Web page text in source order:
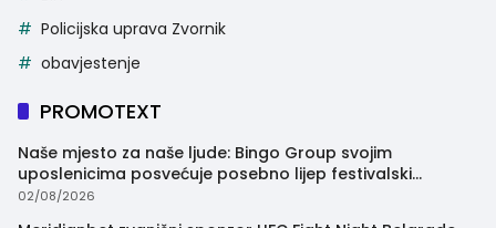
Policijska uprava Zvornik
obavjestenje
PROMOTEXT
Naše mjesto za naše ljude: Bingo Group svojim
uposlenicima posvećuje posebno lijep festivalski
trenutak
02/08/2026